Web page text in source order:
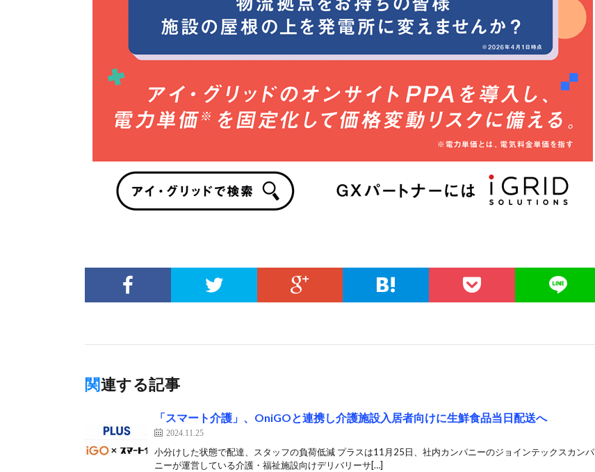
関連する記事
「スマート介護」、OniGOと連携し介護施設入居者向けに生鮮食品当日配送へ
2024.11.25
小分けした状態で配達、スタッフの負荷低減 プラスは11月25日、社内カンパニーのジョインテックスカンパ
ニーが運営している介護・福祉施設向けデリバリーサ[…]